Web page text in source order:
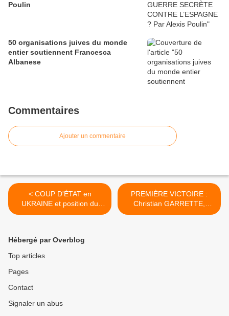
Poulin
50 organisations juives du monde
entier soutiennent Francesca
Albanese
Commentaires
Ajouter un commentaire
< COUP D'ÉTAT en
UKRAINE et position du
PCF
PREMIÈRE VICTOIRE :
Christian GARRETTE,
syndicaliste menacé de
Hébergé par Overblog
Top articles
Pages
Contact
Signaler un abus